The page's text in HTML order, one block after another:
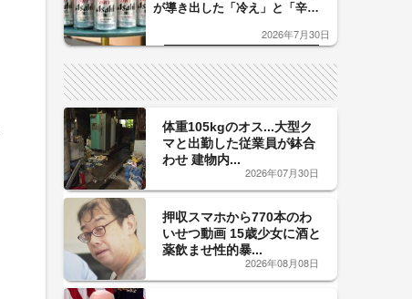
が導き出した「冷え」と「辛
した「辛口カーブ」が飲み頃の
2026年7月30日
体重105kgのオス...大型ク
マと出勤した従業員が鉢合
わせ 建物内...
2026年07月30日
押収スマホから770本のわ
いせつ動画 15歳少女に酒と
薬飲ませ性的暴...
2026年08月08日